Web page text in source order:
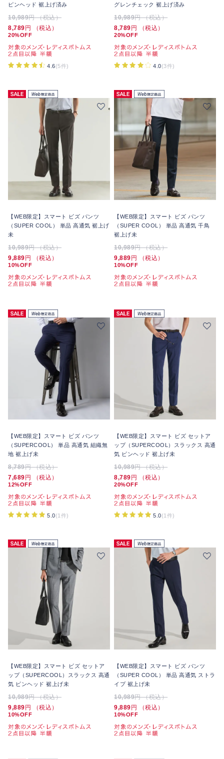
ピンヘッド 裾上げ済み
10,989円 （税込）
8,789円 （税込）
20%OFF
4.6(5件)
グレンチェック 裾上げ済み
10,989円 （税込）
8,789円 （税込）
20%OFF
4.0(3件)
【WEB限定】スマート ビズ パンツ
（SUPER COOL） 単品 高通気 裾上げ
未
10,989円 （税込）
9,889円 （税込）
10%OFF
【WEB限定】スマート ビズ パンツ
（SUPER COOL） 単品 高通気 千鳥
裾上げ未
10,989円 （税込）
9,889円 （税込）
10%OFF
【WEB限定】スマート ビズ パンツ
（SUPERCOOL） 単品 高通気 組織無
地 裾上げ未
8,789円 （税込）
7,689円 （税込）
12%OFF
5.0(1件)
【WEB限定】スマート ビズ セットア
ップ（SUPERCOOL）スラックス 高通
気 ピンヘッド 裾上げ未
10,989円 （税込）
8,789円 （税込）
20%OFF
5.0(1件)
【WEB限定】スマート ビズ セットア
ップ（SUPERCOOL）スラックス 高通
気 ピンヘッド 裾上げ未
10,989円 （税込）
9,889円 （税込）
10%OFF
【WEB限定】スマート ビズ パンツ
（SUPER COOL） 単品 高通気 ストラ
イプ 裾上げ未
10,989円 （税込）
9,889円 （税込）
10%OFF